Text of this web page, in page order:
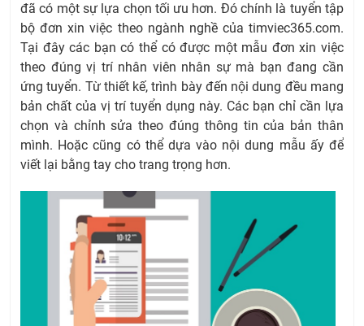
đã có một sự lựa chọn tối ưu hơn. Đó chính là tuyển tập
bộ đơn xin việc theo ngành nghề của timviec365.com.
Tại đây các bạn có thể có được một mẫu đơn xin việc
theo đúng vị trí nhân viên nhân sự mà bạn đang cần
ứng tuyển. Từ thiết kế, trình bày đến nội dung đều mang
bản chất của vị trí tuyển dụng này. Các bạn chỉ cần lựa
chọn và chỉnh sửa theo đúng thông tin của bản thân
mình. Hoặc cũng có thể dựa vào nội dung mẫu ấy để
viết lại bằng tay cho trang trọng hơn.